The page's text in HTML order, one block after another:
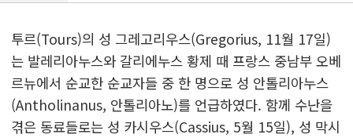
투르(Tours)의 성 그레고리우스(Gregorius, 11월 17일)
는 발레리아누스와 갈리에누스 황제 때 프랑스 중남부 오베
르뉴에서 순교한 순교자들 중 한 명으로 성 안톨리아누스
(Antholinanus, 안톨리아노)를 언급하였다. 함께 수난을
겪은 동료들로는 성 카시우스(Cassius, 5월 15일), 성 막시